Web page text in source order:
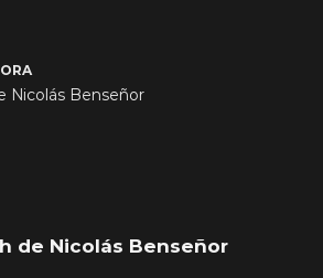
de Nicolás Benseñor